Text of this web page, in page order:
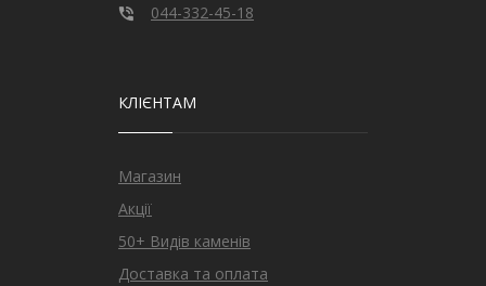
044-332-45-18
КЛІЄНТАМ
Магазин
Акції
50+ Видів каменів
Доставка та оплата